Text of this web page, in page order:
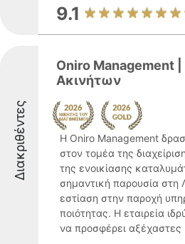
9.1
Διακριθέντες
Oniro Management |
Ακινήτων
Η Oniro Management
στον τομέα της
της ενοικίασης
σημαντική παρουσία στη
εστίαση στην παροχή
ποιότητας. Η εταιρεία
να προσφέρει αξέχαστες